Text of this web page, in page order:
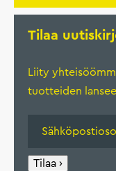
Tilaa
Liity
tuotteiden
Tilaa ›